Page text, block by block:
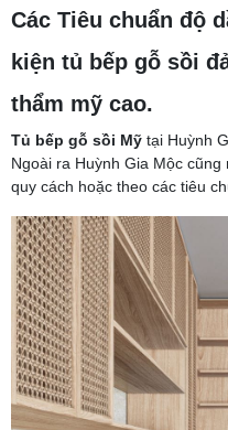
Các Tiêu chuẩn độ
kiện tủ bếp gỗ sồi
thẩm mỹ cao.
Tủ bếp gỗ sồi Mỹ tại Huỳnh
Ngoài ra Huỳnh Gia Mộc
quy cách hoặc theo các tiêu